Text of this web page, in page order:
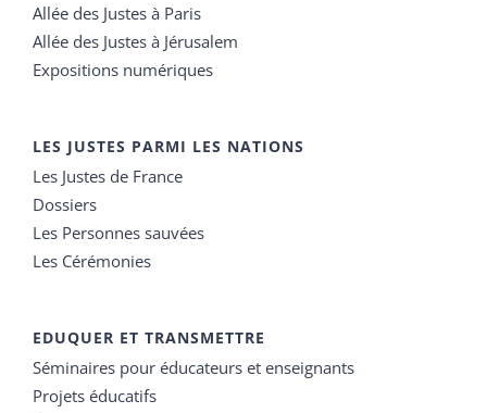
Allée des Justes à Paris
Allée des Justes à Jérusalem
Expositions numériques
LES JUSTES PARMI LES NATIONS
Les Justes de France
Dossiers
Les Personnes sauvées
Les Cérémonies
EDUQUER ET TRANSMETTRE
Séminaires pour éducateurs et enseignants
Projets éducatifs